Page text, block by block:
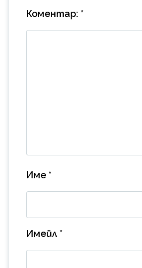
Коментар: *
Име *
Имейл *